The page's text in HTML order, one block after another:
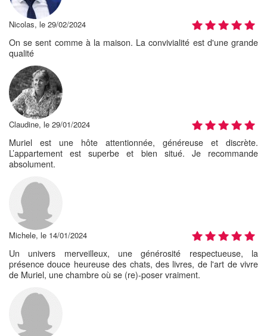
Nicolas, le 29/02/2024
On se sent comme à la maison. La convivialité est d'une grande
qualité
Claudine, le 29/01/2024
Muriel est une hôte attentionnée, généreuse et discrète.
L’appartement est superbe et bien situé. Je recommande
absolument.
Michele, le 14/01/2024
Un univers merveilleux, une générosité respectueuse, la
présence douce heureuse des chats, des livres, de l'art de vivre
de Muriel, une chambre où se (re)-poser vraiment.